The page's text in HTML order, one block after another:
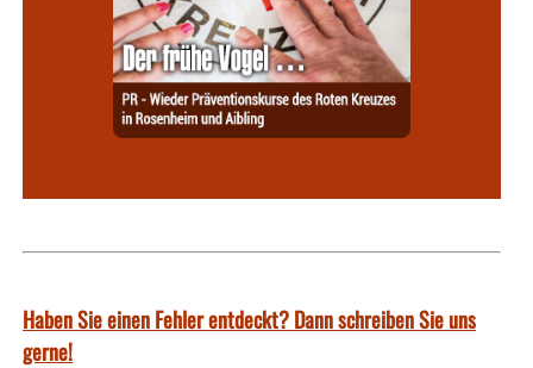
Haben Sie einen Fehler entdeckt? Dann schreiben Sie uns
gerne!